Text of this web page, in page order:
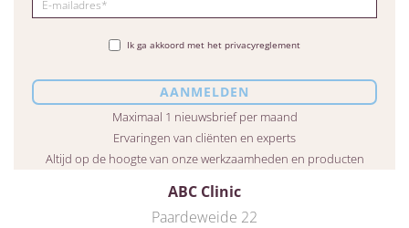
ABC Clinic
Paardeweide 22
Ik ga akkoord met het privacyreglement
Maximaal 1 nieuwsbrief per maand
Ervaringen van cliënten en experts
Altijd op de hoogte van onze werkzaamheden en producten